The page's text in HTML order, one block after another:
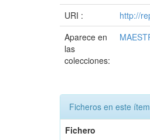
URI :
http://
Aparece en
las
colecciones:
Ficheros en este
Fichero